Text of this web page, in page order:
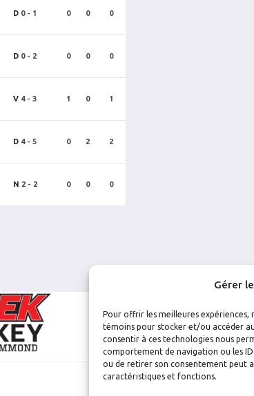
Gérer
Pour offrir les meilleures expériences,
témoins pour stocker et/ou accéder
consentir à ces technologies nous
comportement de navigation ou les
ou de retirer son consentement peut
caractéristiques et fonctions.
D 0 - 1 0 0 0
D 0 - 2 0 0 0
V 4 - 3 1 0 1
D 4 - 5 0 2 2
N 2 - 2 0 0 0